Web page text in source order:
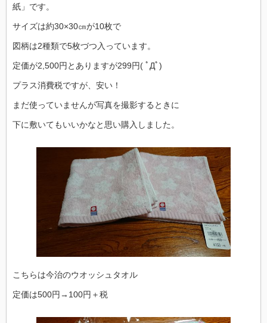
紙」です。
サイズは約30×30㎝が10枚で
図柄は2種類で5枚づつ入っています。
定価が2,500円とありますが299円( ﾟДﾟ)
プラス消費税ですが、安い！
まだ使っていませんが写真を撮影するときに
下に敷いてもいいかなと思い購入しました。
こちらは今治のウオッシュタオル
定価は500円→100円＋税